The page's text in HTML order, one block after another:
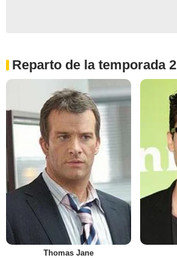
Reparto de la temporada 2
Thomas Jane